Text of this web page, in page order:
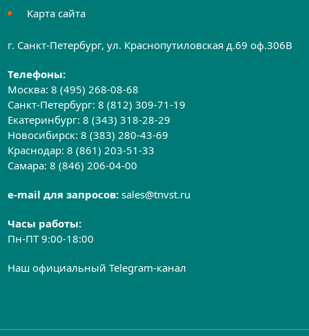
Карта сайта
г. Санкт-Петербург, ул. Краснопутиловская д.69 оф.306B
Телефоны:
Москва:8 (495) 268-08-68
Санкт-Петербург:8 (812) 309-71-19
Екатеринбург:8 (343) 318-28-29
Новосибирск:8 (383) 280-43-69
Краснодар:8 (861) 203-51-33
Самара:8 (846) 206-04-00
e-mail для запросов:sales@tnvst.ru
Часы работы:
Пн-ПТ 9:00-18:00
Наш официальный Telegram-канал